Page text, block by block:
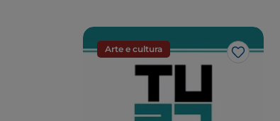
Arte e cultura
Gosto